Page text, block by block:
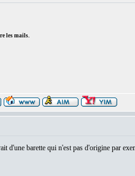
les mails.
d'une barette qui n'est pas d'origine par